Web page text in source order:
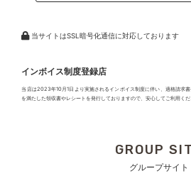
当サイトはSSL暗号化通信に対応しております
インボイス制度登録店
当店は2023年10月1日より実施されるインボイス制度に伴い、適格請求
を満たした領収書やレシートを発行しておりますので、安心してご利用くだ
GROUP
グループサイト